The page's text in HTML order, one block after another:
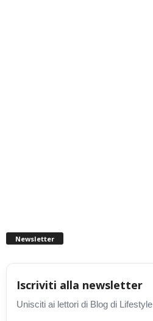
Newsletter
Iscriviti alla newsletter
Unisciti ai lettori di Blog di Lifestyle